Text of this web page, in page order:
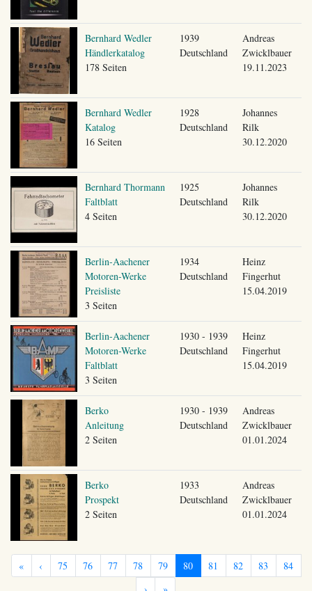
Bernhard Wedler
Händlerkatalog
178 Seiten
1939
Deutschland
Andreas
Zwicklbauer
19.11.2023
Bernhard Wedler
Katalog
16 Seiten
1928
Deutschland
Johannes
Rilk
30.12.2020
Bernhard Thormann
Faltblatt
4 Seiten
1925
Deutschland
Johannes
Rilk
30.12.2020
Berlin-Aachener
Motoren-Werke
Preisliste
3 Seiten
1934
Deutschland
Heinz
Fingerhut
15.04.2019
Berlin-Aachener
Motoren-Werke
Faltblatt
3 Seiten
1930 - 1939
Deutschland
Heinz
Fingerhut
15.04.2019
Berko
Anleitung
2 Seiten
1930 - 1939
Deutschland
Andreas
Zwicklbauer
01.01.2024
Berko
Prospekt
2 Seiten
1933
Deutschland
Andreas
Zwicklbauer
01.01.2024
« ‹ 75 76 77 78 79 80 81 82 83
84
›
»